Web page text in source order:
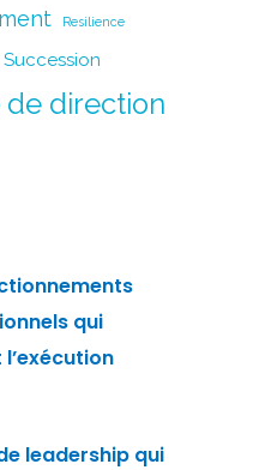
Resilience
Succession
de direction
qui
leadership qui